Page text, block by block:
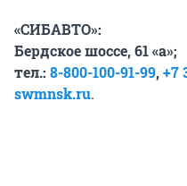
«СИБАВТО»:
Бердское шоссе, 61 «а»;
тел.: 8-800-100-91-99,+7
swmnsk.ru.